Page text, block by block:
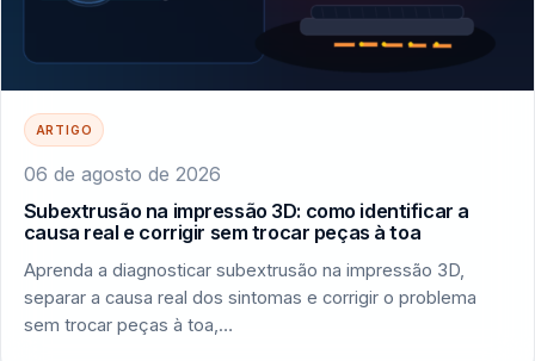
ARTIGO
06 de agosto de 2026
Subextrusão na impressão 3D: como identificar a
causa real e corrigir sem trocar peças à toa
Aprenda a diagnosticar subextrusão na impressão 3D,
separar a causa real dos sintomas e corrigir o problema
sem trocar peças à toa,…